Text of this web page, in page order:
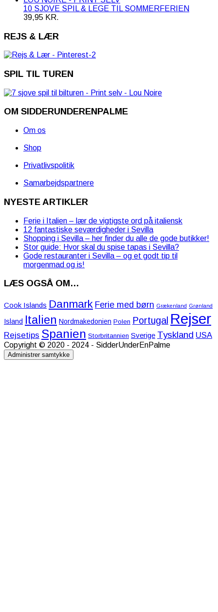
10 SJOVE SPIL & LEGE TIL SOMMERFERIEN
39,95 KR.
REJS & LÆR
SPIL TIL TUREN
OM SIDDERUNDERENPALME
Om os
Shop
Privatlivspolitik
Samarbejdspartnere
NYESTE ARTIKLER
Ferie i Italien – lær de vigtigste ord på italiensk
12 fantastiske seværdigheder i Sevilla
Shopping i Sevilla – her finder du alle de gode butikker!
Stor guide: Hvor skal du spise tapas i Sevilla?
Gode restauranter i Sevilla – og et godt tip til
morgenmad og is!
LÆS OGSÅ OM…
Cook Islands Danmark Ferie med børn Grækenland Grønland
Island Italien Nordmakedonien Polen Portugal Rejser
Rejsetips Spanien Storbritannien Sverige Tyskland USA
Copyright © 2020 - 2024 - SidderUnderEnPalme
Administrer samtykke